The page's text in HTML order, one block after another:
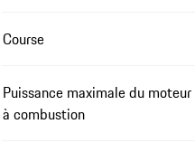
Course
Puissance maximale du moteur
à combustion